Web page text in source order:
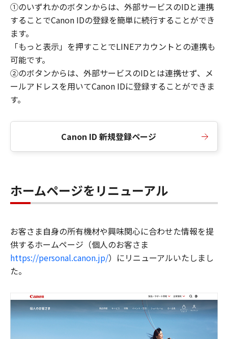
①のいずれかのボタンからは、外部サービスのIDと連携
することでCanon IDの登録を簡単に続行することができ
ます。
「もっと表示」を押すことでLINEアカウントとの連携も
可能です。
②のボタンからは、外部サービスのIDとは連携せず、メ
ールアドレスを用いてCanon IDに登録することができま
す。
Canon ID 新規登録ページ
ホームページをリニューアル
お客さま自身の所有機材や興味関心に合わせた情報を提
供するホームページ（個人のお客さま
https://personal.canon.jp/）にリニューアルいたしまし
た。